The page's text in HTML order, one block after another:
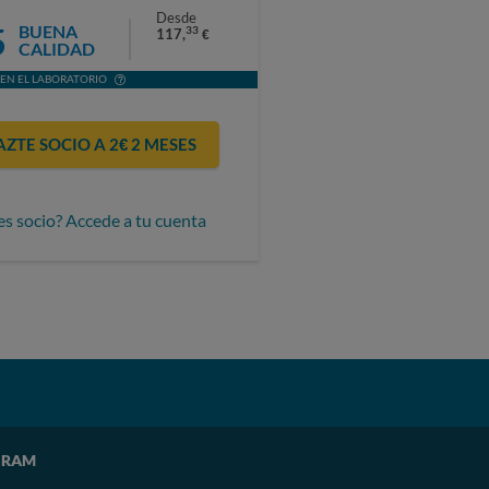
BUENA
CALIDAD
Desde
117,33 €
EL LABORATORIO
SOCIO A 2€ 2 MESES
socio? Accede a tu cuenta